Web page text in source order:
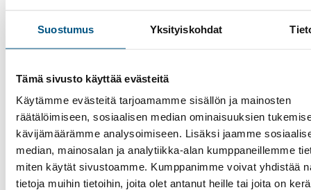
Suostumus Yksityiskohdat
Tämä sivusto käyttää evästeitä
Käytämme evästeitä tarjoamamme sisällön ja mainosten
räätälöimiseen, sosiaalisen median ominaisuuksien
kävijämäärämme analysoimiseen. Lisäksi jaamme
median, mainosalan ja analytiikka-alan kumppaneillemme
miten käytät sivustoamme. Kumppanimme voivat yhdistää
tietoja muihin tietoihin, joita olet antanut heille tai joita on